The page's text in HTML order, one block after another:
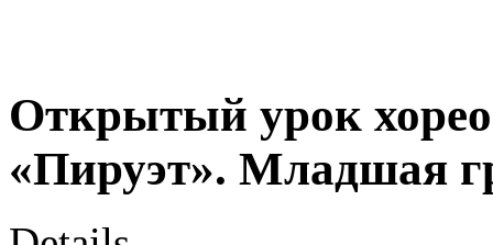
Открытый урок
«Пируэт». Младшая